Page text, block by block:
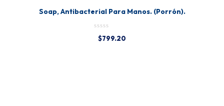
Soap, Antibacterial Para Manos. (Porrón).
$799.20